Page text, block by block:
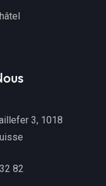
3, 1018
82